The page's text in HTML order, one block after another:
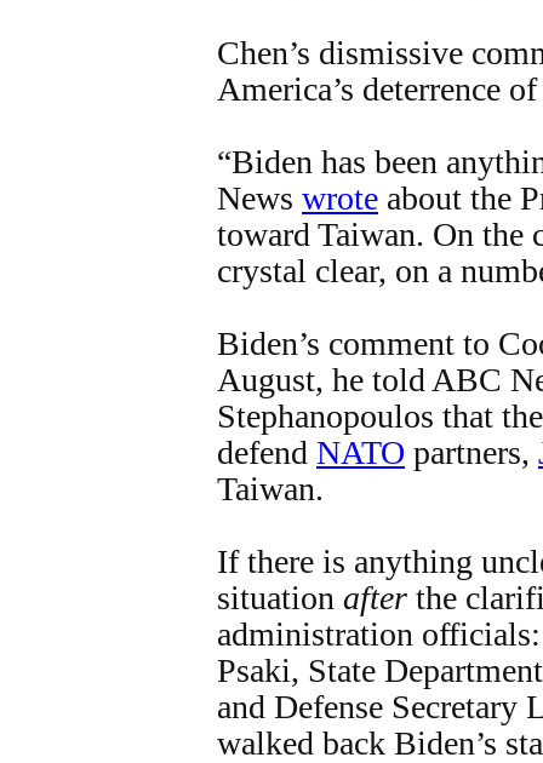
Chen’s dismissive
America’s deterrence
“Biden has been
News wrote about the
toward Taiwan. On the
crystal clear, on a
Biden’s comment to
August, he told ABC
Stephanopoulos that
defend NATO partners,
Taiwan.
If there is anything
situation after the
administration officials:
Psaki, State
and Defense
walked back Biden’s